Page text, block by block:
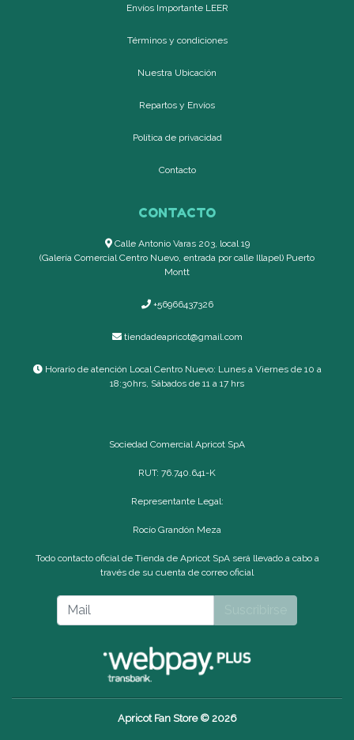
Envíos Importante LEER
Términos y condiciones
Nuestra Ubicación
Repartos y Envíos
Política de privacidad
Contacto
CONTACTO
Calle Antonio Varas 203, local 19
(Galería Comercial Centro Nuevo, entrada por calle Illapel) Puerto
Montt
+56966437326
tiendadeapricot@gmail.com
Horario de atención Local Centro Nuevo: Lunes a Viernes de 10 a
18:30hrs, Sábados de 11 a 17 hrs
Sociedad Comercial Apricot SpA
RUT: 76.740.641-K
Representante Legal:
Rocío Grandón Meza
Todo contacto oficial de Tienda de Apricot SpA será llevado a cabo a
través de su cuenta de correo oficial
Apricot Fan Store © 2026